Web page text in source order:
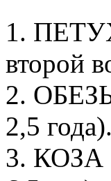
1.
второй
2.
2,5 года).
3. КОЗА